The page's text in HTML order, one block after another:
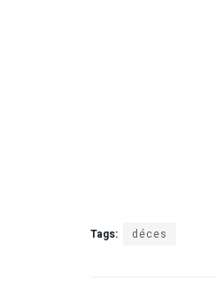
Tags: déces